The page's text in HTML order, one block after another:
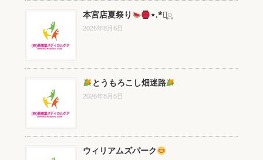
本宮店夏祭り ⋆.*⃝̥◌̥
2026年8月6日
とうもろこし畑迷路
2026年8月5日
ウィリアムズパーク